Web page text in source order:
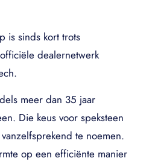
is sinds kort trots
dealernetwerk
meer dan 35 jaar
Die keus voor speksteen
te noemen.
op een efficiënte manier